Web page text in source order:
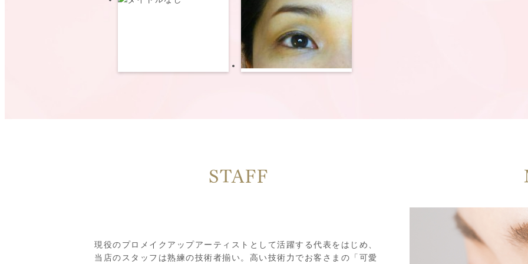
STAFF
現役のプロメイクアップアーティストとして活躍する代表をはじめ、
当店のスタッフは熟練の技術者揃い。高い技術力でお客さまの「可愛